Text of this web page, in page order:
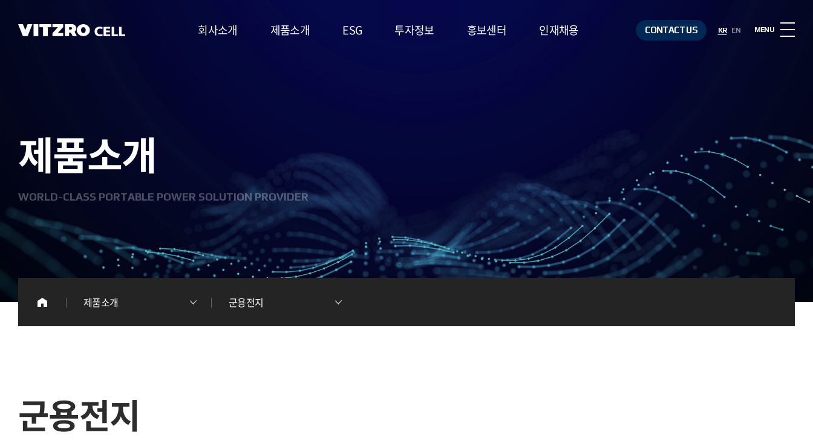
회사소개
조직도
사업분야
찾아오시는 길
제품소개
(EDLC)
마스크팩
(필름형전지)
리튬이차전지
이차전지 소재
리튬이온캐패시터
ESG
사회(S)
지배구조
(G)
ESG 평가
및 인증
현황
ESG DATA
투자정보 홍보센터 인재채용 CONTACT US KR EN MENU
제품소개
WORLD-CLASS PORTABLE POWER SOLUTION PROVIDER
제품소개 군용전지
군용전지